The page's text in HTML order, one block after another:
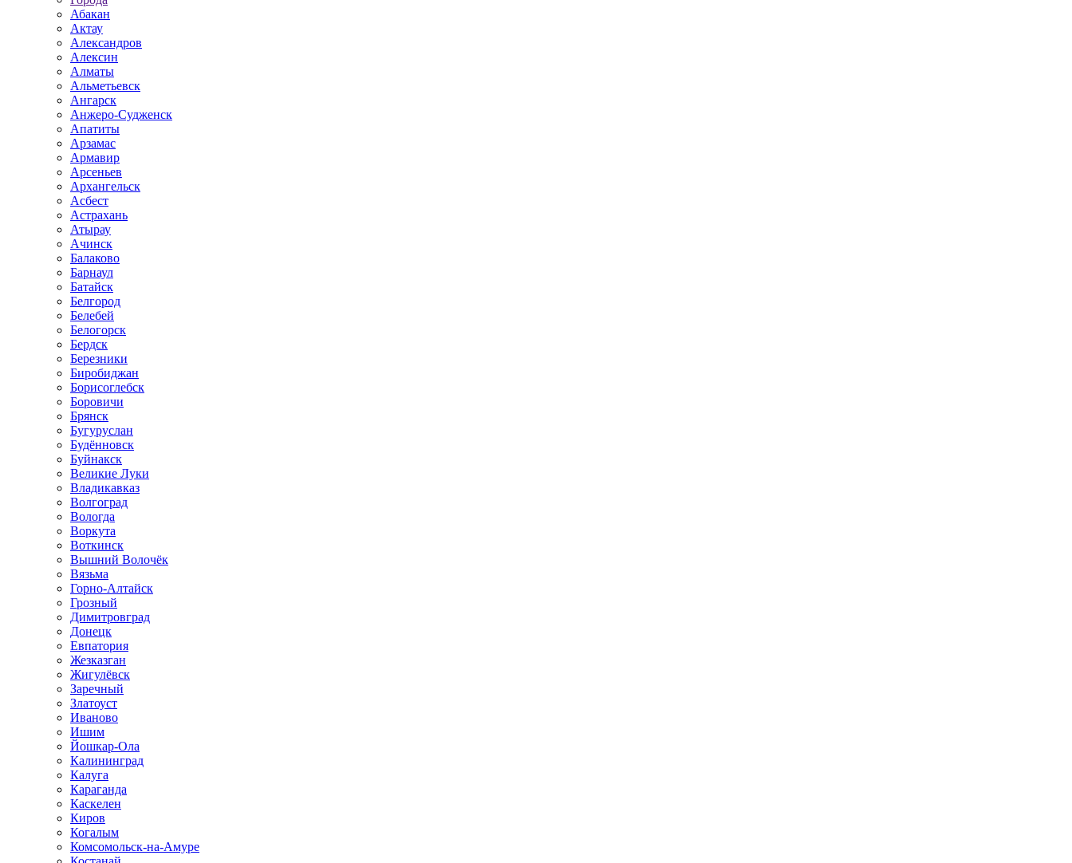
Абакан
Актау
Александров
Алексин
Алматы
Альметьевск
Ангарск
Анжеро-Судженск
Апатиты
Арзамас
Армавир
Арсеньев
Архангельск
Асбест
Астрахань
Атырау
Ачинск
Балаково
Барнаул
Батайск
Белгород
Белебей
Белогорск
Бердск
Березники
Биробиджан
Борисоглебск
Боровичи
Брянск
Бугуруслан
Будённовск
Буйнакск
Великие Луки
Владикавказ
Волгоград
Вологда
Воркута
Воткинск
Вышний Волочёк
Вязьма
Горно-Алтайск
Грозный
Димитровград
Донецк
Евпатория
Жезказган
Жигулёвск
Заречный
Златоуст
Иваново
Ишим
Йошкар-Ола
Калининград
Калуга
Караганда
Каскелен
Киров
Когалым
Комсомольск-на-Амуре